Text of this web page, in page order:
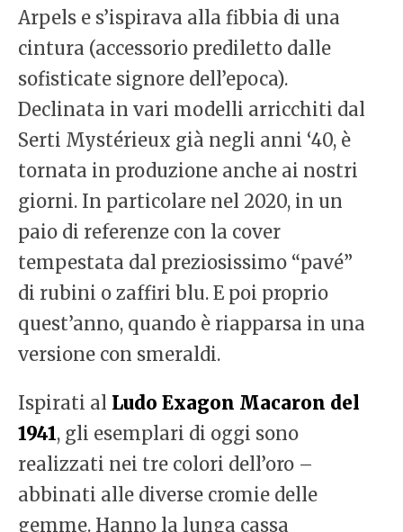
Arpels e s’ispirava alla fibbia di una
cintura (accessorio prediletto dalle
sofisticate signore dell’epoca).
Declinata in vari modelli arricchiti dal
Serti Mystérieux già negli anni ‘40, è
tornata in produzione anche ai nostri
giorni. In particolare nel 2020, in un
paio di referenze con la cover
tempestata dal preziosissimo “pavé”
di rubini o zaffiri blu. E poi proprio
quest’anno, quando è riapparsa in una
versione con smeraldi.
Ispirati al Ludo Exagon Macaron del
1941, gli esemplari di oggi sono
realizzati nei tre colori dell’oro –
abbinati alle diverse cromie delle
gemme. Hanno la lunga cassa